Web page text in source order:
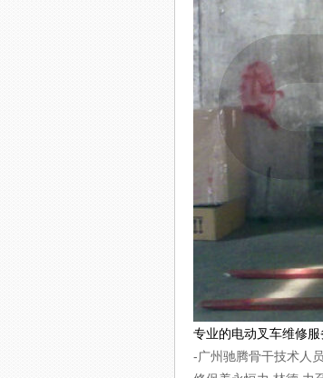
专业的电动叉车维修服
-广州驰腾骨干技术人